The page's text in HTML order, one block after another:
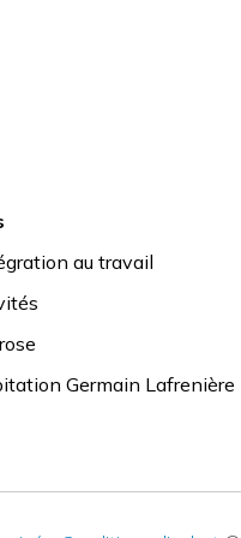
au travail
Germain Lafrenière